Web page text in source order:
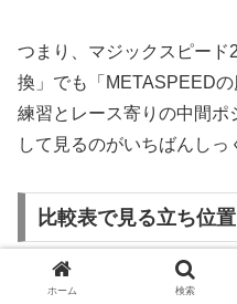
つまり、マジックスピー
換」でも「METASPEED
練習とレース寄りの中間ポ
して見るのがいちばんしっ
比較表で見る立ち位置
言葉だけでは曖昧になり
ホーム 検索